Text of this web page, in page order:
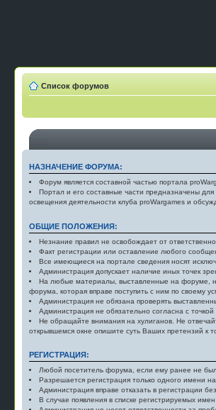
Список форумов
НАЗНАЧЕНИЕ ФОРУМА:
Форум является составной частью портала
Портал и его составные части предназначены
освещения деятельности клуба proWargames и
ОБЩИЕ ПОЛОЖЕНИЯ:
Незнание правил не освобождает от
Факт регистрации или оставление любого
Все имеющиеся на портале сведения носят
Администрация допускает наличие иных точек
На любые материалы, выставленные на форуме, не
форума, которая вправе поступить с ним по своему
Администрация не обязана проверять
Администрация не обязательно согласна с
Не обращайте внимания на хулиганов. Не
открывшемся окне опишите суть Ваших претензий к
РЕГИСТРАЦИЯ:
Любой посетитель форума, если ему ранее не
Разрешается регистрация только одного имени
Администрация вправе отказать в регистрации
В случае появления в списке регистрируемых